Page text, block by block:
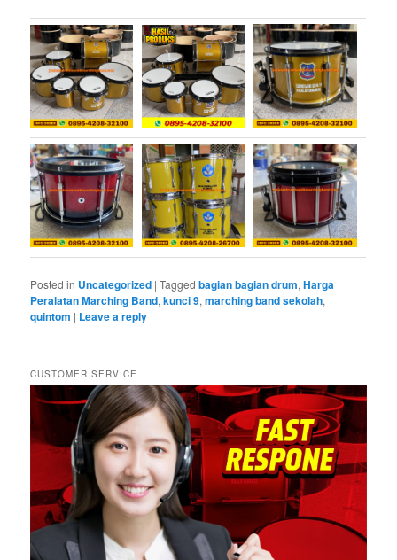
Posted in Uncategorized |Tagged bagian bagian drum,Harga
Peralatan Marching Band,kunci 9,marching band sekolah,
quintom | Leave a reply
CUSTOMER SERVICE